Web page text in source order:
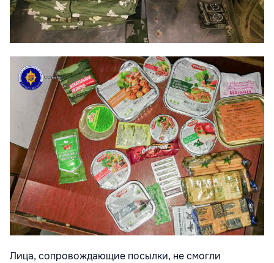
Лица, сопровождающие посылки, не смогли